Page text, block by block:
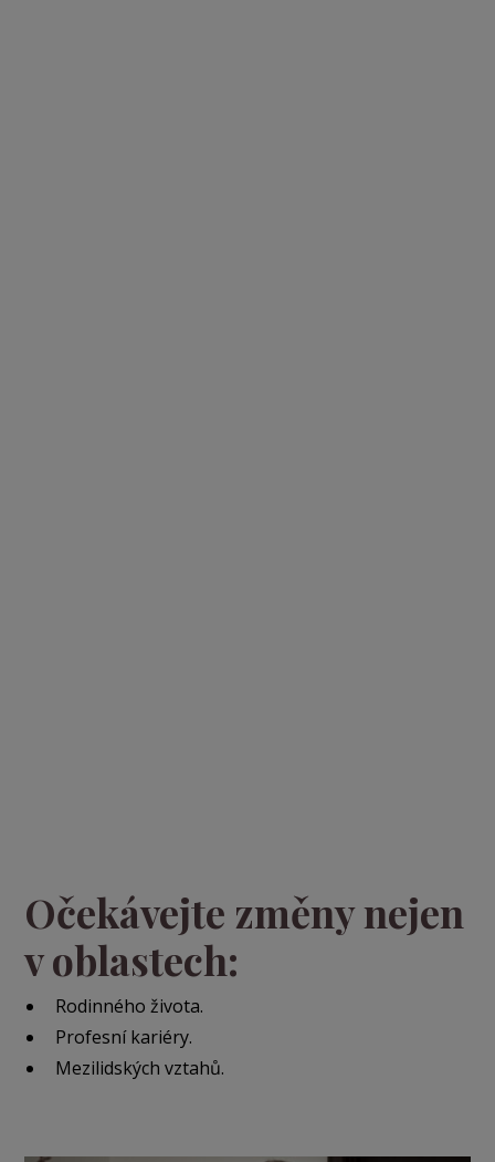
Očekávejte změny nejen
v oblastech:
Rodinného života.
Profesní kariéry.
Mezilidských vztahů.